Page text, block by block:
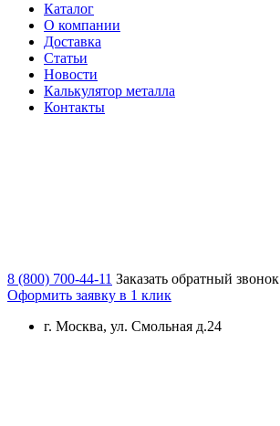
Каталог
О компании
Доставка
Статьи
Новости
Калькулятор металла
Контакты
8 (800) 700-44-11 Заказать обратный звонок
Оформить заявку в 1 клик
г. Москва, ул. Смольная д.24